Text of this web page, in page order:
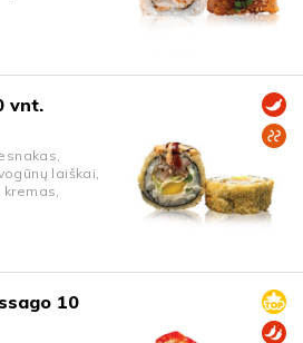
vnt.
laiškai,
10